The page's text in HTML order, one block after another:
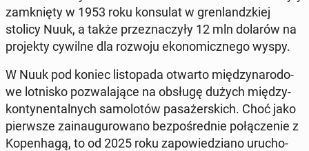
za­mknię­ty w 1953 roku kon­su­lat w gren­landz­kiej
stolicy Nuuk, a także prze­zna­czy­ły 12 mln dolarów na
pro­jek­ty cywilne dla rozwoju eko­no­micz­ne­go wyspy.
W Nuuk pod koniec li­sto­pa­da otwarto mię­dzy­na­ro­do­
we lot­ni­sko po­zwa­la­ją­ce na obsługę dużych mię­dzy­
kon­ty­nen­tal­nych sa­mo­lo­tów pa­sa­żer­skich. Choć jako
pierw­sze za­in­au­gu­ro­wa­no bez­po­śred­nie po­łą­cze­nie z
Ko­pen­ha­gą, to od 2025 roku za­po­wie­dzia­no uru­cho­